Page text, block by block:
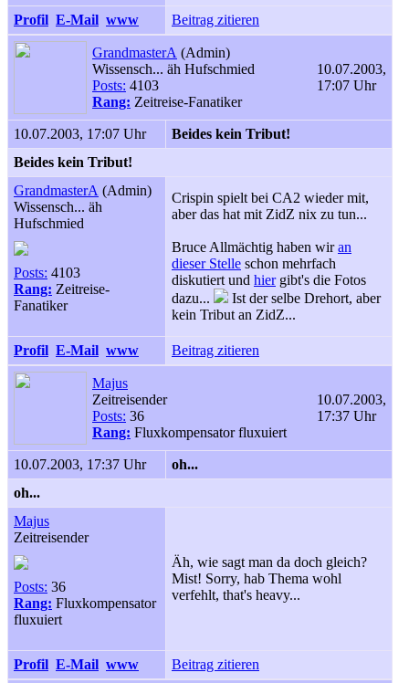
Profil E-Mail www Beitrag zitieren
GrandmasterA (Admin)
Wissensch... äh Hufschmied
Posts: 4103
Rang: Zeitreise-Fanatiker
10.07.2003,
17:07 Uhr
10.07.2003, 17:07 Uhr
Beides kein Tribut!
Beides kein Tribut!
GrandmasterA (Admin)
Wissensch... äh
Hufschmied
Posts: 4103
Rang: Zeitreise-
Fanatiker
Crispin spielt bei CA2 wieder mit,
aber das hat mit ZidZ nix zu tun...
Bruce Allmächtig haben wiran
dieser Stelle schon mehrfach
diskutiert und hiergibt's die Fotos
dazu...
Ist der selbe Drehort, aber
kein Tribut an ZidZ...
Profil E-Mail www Beitrag zitieren
Majus
Zeitreisender
Posts: 36
Rang: Fluxkompensator fluxuiert
10.07.2003,
17:37 Uhr
10.07.2003, 17:37 Uhr
oh...
oh...
Majus
Zeitreisender
Posts: 36
Rang: Fluxkompensator
fluxuiert
Äh, wie sagt man da doch gleich?
Mist! Sorry, hab Thema wohl
verfehlt, that's heavy...
Profil E-Mail www Beitrag zitieren